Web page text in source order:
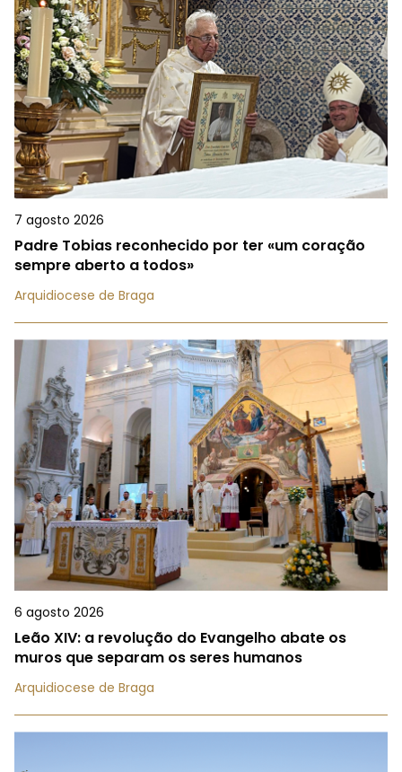
7 agosto 2026
Padre Tobias reconhecido por ter «um coração
sempre aberto a todos»
Arquidiocese de Braga
6 agosto 2026
Leão XIV: a revolução do Evangelho abate os
muros que separam os seres humanos
Arquidiocese de Braga